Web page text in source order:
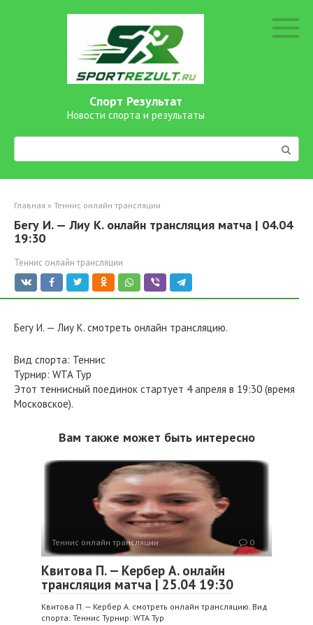
Спорт Результат
Новости спорта и результаты
Поиск:
Главная » Теннис онлайн трансляции
Бегу И. — Лиу К. онлайн трансляция матча | 04.04
19:30
Теннис онлайн трансляции
Бегу И. — Лиу К. смотреть онлайн трансляцию.
Вид спорта: Теннис
Турнир: WTA Тур
Этот теннисный поединок стартует 4 апреля в 19:30 (время
Московское).
Вам также может быть интересно
Теннис онлайн трансляции 0
Квитова П. — Кербер А. онлайн
трансляция матча | 25.04 19:30
Квитова П. — Кербер А. смотреть онлайн трансляцию. Вид
спорта: Теннис Турнир: WTA Тур